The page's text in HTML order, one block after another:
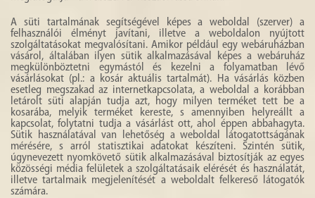
A süti tartalmának segítségével képes a weboldal (szerver) a
felhasználói élményt javítani, illetve a weboldalon nyújtott
szolgáltatásokat megvalósítani. Amikor például egy webáruházban
vásárol, általában ilyen sütik alkalmazásával képes a webáruház
megkülönböztetni egymástól és kezelni a folyamatban lévő
vásárlásokat (pl.: a kosár aktuális tartalmát). Ha vásárlás közben
esetleg megszakad az internetkapcsolata, a weboldal a korábban
letárolt süti alapján tudja azt, hogy milyen terméket tett be a
kosarába, melyik terméket kereste, s amennyiben helyreállt a
kapcsolat, folytatni tudja a vásárlást ott, ahol éppen abbahagyta.
Sütik használatával van lehetőség a weboldal látogatottságának
mérésére, s arról statisztikai adatokat készíteni. Szintén sütik,
úgynevezett nyomkövető sütik alkalmazásával biztosítják az egyes
közösségi média felületek a szolgáltatásaik elérését és használatát,
illetve tartalmaik megjelenítését a weboldalt felkereső látogatók
számára.